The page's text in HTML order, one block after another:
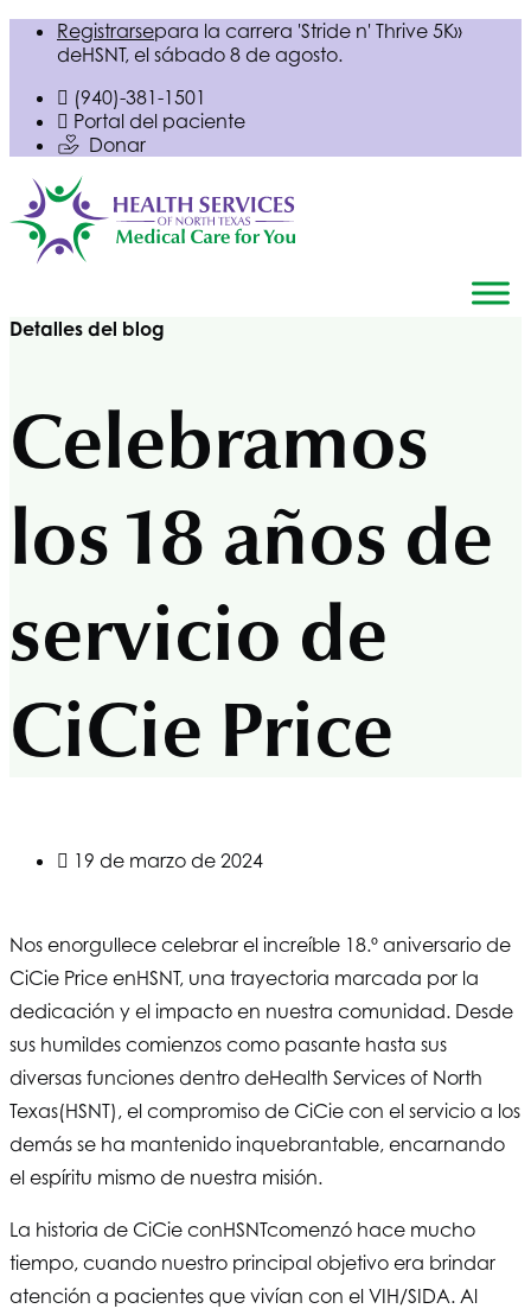
Registrarsepara la carrera 'Stride n' Thrive 5K»
deHSNT, el sábado 8 de agosto.
(940)-381-1501
Portal del paciente
Donar
Detalles del blog
Celebramos
los 18 años de
servicio de
CiCie Price
19 de marzo de 2024
Nos enorgullece celebrar el increíble 18.º aniversario de
CiCie Price enHSNT, una trayectoria marcada por la
dedicación y el impacto en nuestra comunidad. Desde
sus humildes comienzos como pasante hasta sus
diversas funciones dentro deHealth Services of North
Texas(HSNT), el compromiso de CiCie con el servicio a los
demás se ha mantenido inquebrantable, encarnando
el espíritu mismo de nuestra misión.
La historia de CiCie conHSNTcomenzó hace mucho
tiempo, cuando nuestro principal objetivo era brindar
atención a pacientes que vivían con el VIH/SIDA. Al